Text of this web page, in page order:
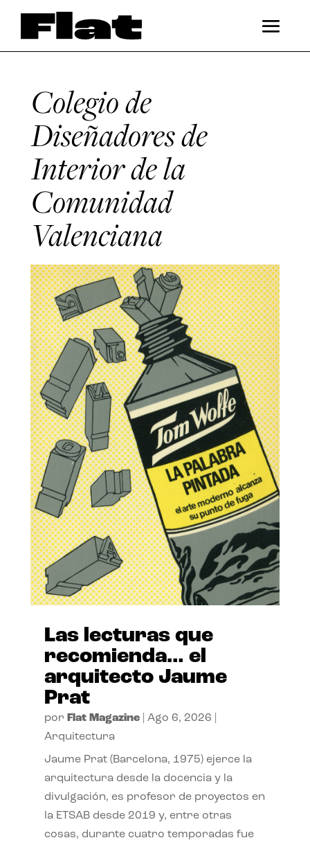
Colegio de
Diseñadores de
Interior de la
Comunidad
Valenciana
Las lecturas que
recomienda… el
arquitecto Jaume
Prat
por Flat Magazine| Ago 6, 2026
Arquitectura
Jaume Prat (Barcelona, 1975) ejerce la
arquitectura desde la docencia y la
divulgación, es profesor de proyectos en
la ETSAB desde 2019 y, entre otras
cosas, durante cuatro temporadas fue